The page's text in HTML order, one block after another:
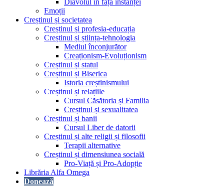
Diavolul în fața instanței
Emoții
Creștinul și societatea
Creștinul și profesia-educația
Creștinul și știința-tehnologia
Mediul înconjurător
Creaționism-Evoluționism
Creștinul și statul
Creștinul și Biserica
Istoria creștinismului
Creștinul și relațiile
Cursul Căsătoria și Familia
Creștinul și sexualitatea
Creștinul și banii
Cursul Liber de datorii
Creștinul și alte religii și filosofii
Terapii alternative
Creștinul și dimensiunea socială
Pro-Viață și Pro-Adopție
Librăria Alfa Omega
Donează